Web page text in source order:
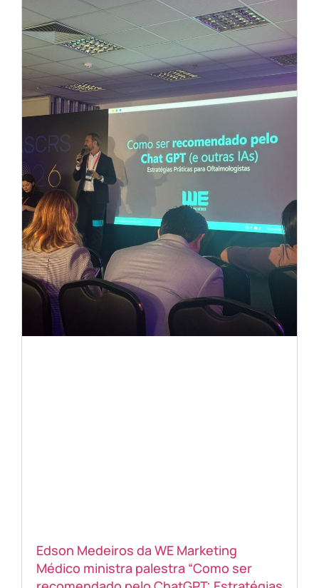
Edson Medeiros da WE Marketing
Médico ministra palestra “Como ser